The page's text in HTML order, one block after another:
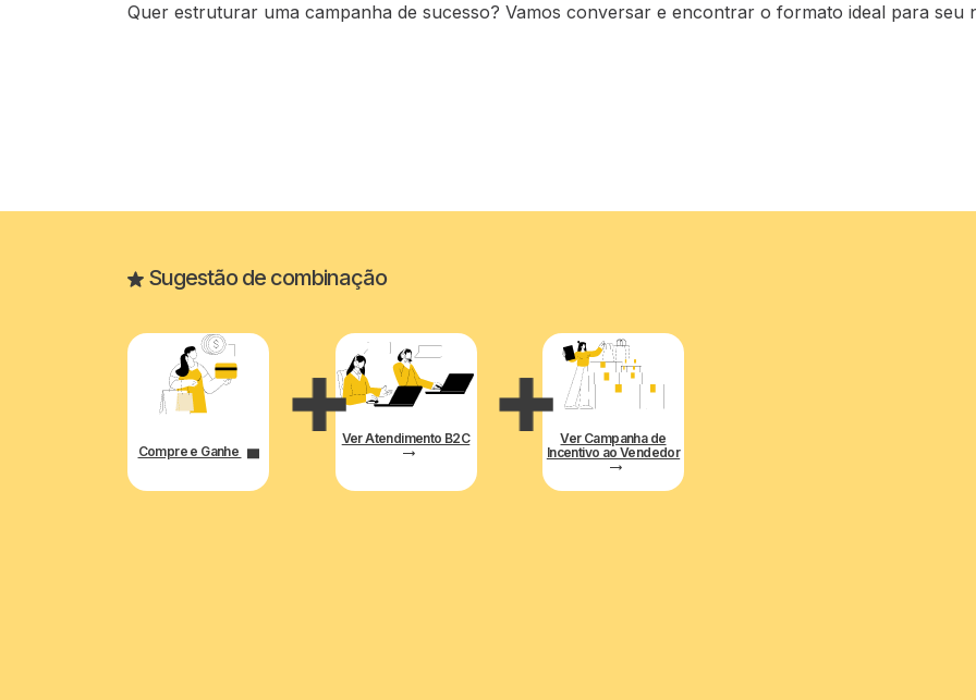
Quer estruturar uma campanha de sucesso? Vamos conversar e encontrar o formato ideal para seu
Sugestão de combinação
Compre e Ganhe
Ver Atendimento B2C
Ver Campanha de
Incentivo ao Vendedor